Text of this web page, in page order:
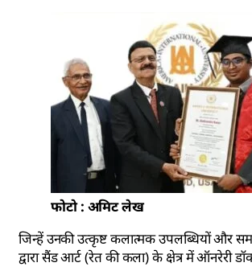
फोटो : अमिट लेख
जिन्हें उनकी उत्कृष्ट कलात्मक उपलब्धियों और
द्वारा सैंड आर्ट (रेत की कला) के क्षेत्र में ऑनरेरी